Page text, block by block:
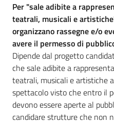
Per "sale adibite a
teatrali, musicali e
organizzano rassegne e/o
avere il permesso di
Dipende dal progetto
che sale adibite a
teatrali, musicali e artistiche
spettacolo visto che entro il
devono essere aperte al
candidare strutture che non